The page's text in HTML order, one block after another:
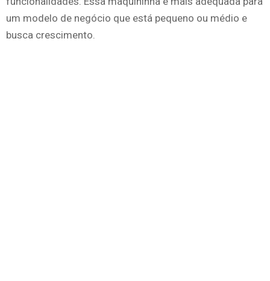
um modelo de negócio que está pequeno ou médio e
busca crescimento.